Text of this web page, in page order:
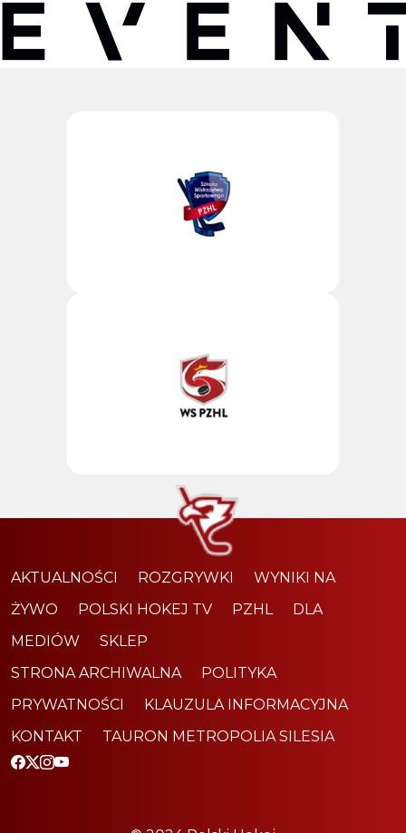
AKTUALNOŚCI ROZGRYWKI
WYNIKI NA
ŻYWO
POLSKI HOKEJ TV PZHL
DLA
MEDIÓW
SKLEP
STRONA ARCHIWALNA
POLITYKA
PRYWATNOŚCI
KLAUZULA INFORMACYJNA
KONTAKT
TAURON METROPOLIA SILESIA